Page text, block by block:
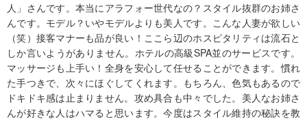
人」さんです。本当にアラフォー世代なの？スタイル抜群のお姉さ
んです。モデル？いやモデルよりも美人です。こんな人妻が欲しい
（笑）接客マナーも品が良い！ここら辺のホスピタリティは流石と
しか言いようがありません。ホテルの高級SPA並のサービスです。
マッサージも上手い！全身を安心して任せることができます。慣れ
た手つきで、次々にほぐしてくれます。もちろん、色気もあるので
ドキドキ感は止まりません。攻め具合も中々でした。美人なお姉さ
んが好きな人はハマると思います。今度はスタイル維持の秘訣を教